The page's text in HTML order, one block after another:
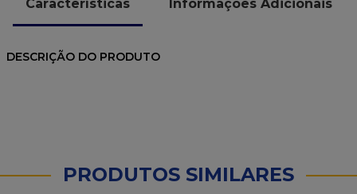
Características Informações Adicionais
DESCRIÇÃO DO PRODUTO
PRODUTOS SIMILARES